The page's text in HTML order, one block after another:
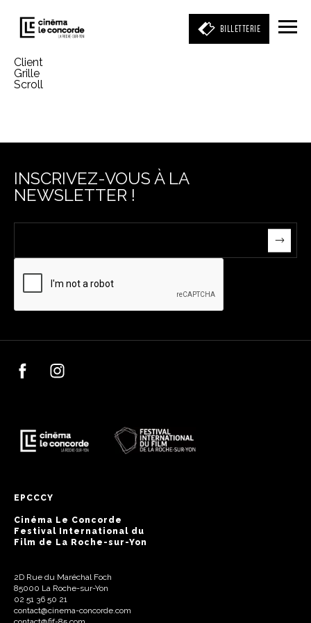
BILLETTERIE
Client
Grille
Scroll
INSCRIVEZ-VOUS À LA
NEWSLETTER !
EPCCCY
Cinéma Le Concorde
Festival International du
Film de La Roche-sur-Yon
2D Rue du Maréchal Foch
85000 La Roche-sur-Yon
02 51 36 50 21
contact@cinema-concorde.com